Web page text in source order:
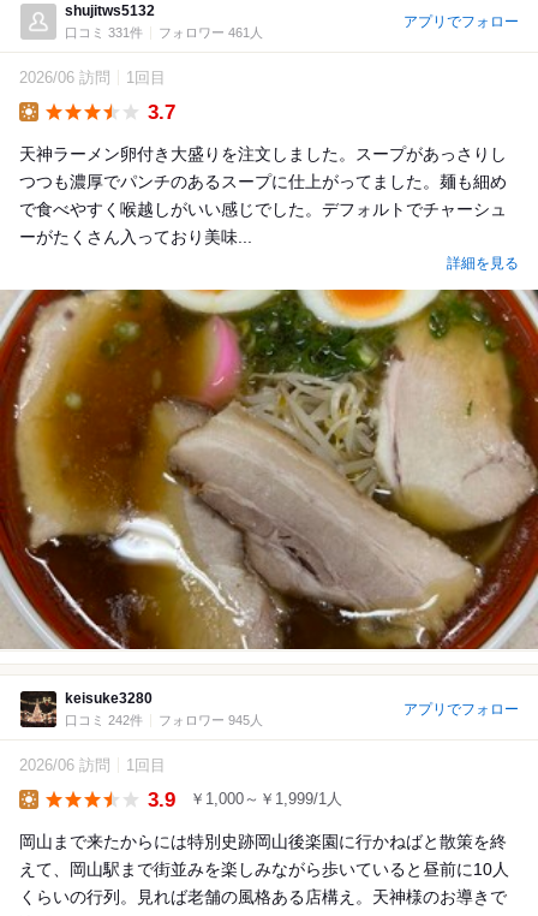
shujitws5132
口コミ 331件 フォロワー 461人
アプリでフォロー
2026/06 訪問 1回目
3.7
天神ラーメン卵付き大盛りを注文しました。スープがあっさりし
つつも濃厚でパンチのあるスープに仕上がってました。麺も細め
で食べやすく喉越しがいい感じでした。デフォルトでチャーシュ
ーがたくさん入っており美味...
詳細を見る
keisuke3280
口コミ 242件 フォロワー 945人
アプリでフォロー
2026/06 訪問 1回目
3.9 ￥1,000～￥1,999/1人
岡山まで来たからには特別史跡岡山後楽園に行かねばと散策を終
えて、岡山駅まで街並みを楽しみながら歩いていると昼前に10人
くらいの行列。見れば老舗の風格ある店構え。天神様のお導きで